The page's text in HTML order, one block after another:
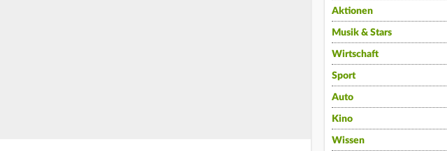
Aktionen
Musik & Stars
Wirtschaft
Sport
Auto
Kino
Wissen